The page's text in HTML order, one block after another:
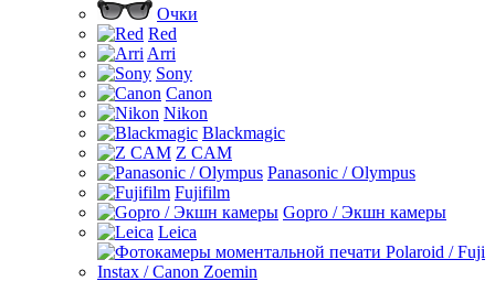
Очки
Red
Arri
Sony
Canon
Nikon
Blackmagic
Z CAM
Panasonic / Olympus
Fujifilm
Gopro / Экшн камеры
Leica